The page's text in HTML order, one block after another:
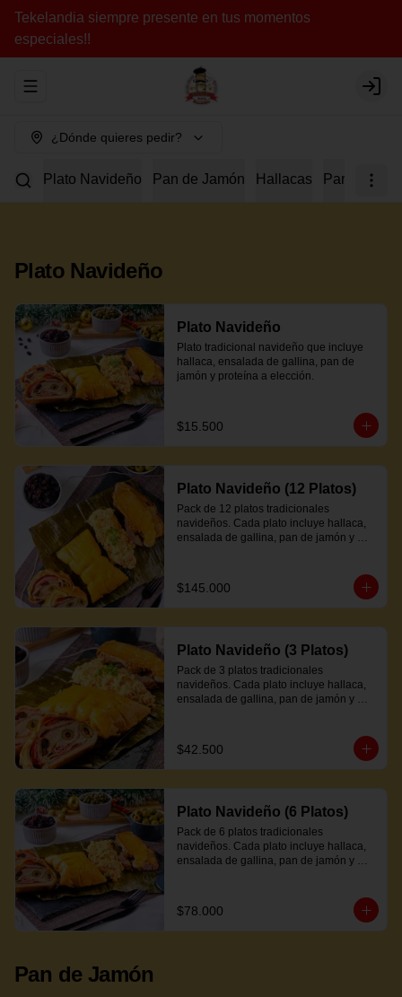
Tekelandia siempre presente en tus momentos
especiales!!
Abrir menu de navegación Login
¿Dónde quieres pedir?
Plato Navideño Pan de Jamón Hallacas Para
Plato Navideño
Plato Navideño
Plato tradicional navideño que incluye
hallaca, ensalada de gallina, pan de
jamón y proteína a elección.
$15.500
Plato Navideño (12 Platos)
Pack de 12 platos tradicionales
navideños. Cada plato incluye hallaca,
ensalada de gallina, pan de jamón y
$145.000
Plato Navideño (3 Platos)
Pack de 3 platos tradicionales
navideños. Cada plato incluye hallaca,
ensalada de gallina, pan de jamón y
$42.500
Plato Navideño (6 Platos)
Pack de 6 platos tradicionales
navideños. Cada plato incluye hallaca,
ensalada de gallina, pan de jamón y
$78.000
Pan de Jamón